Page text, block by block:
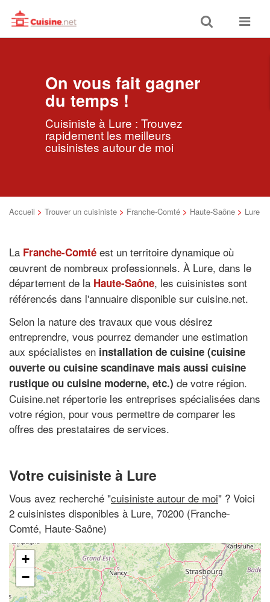
Toggle
search
Toggle
On vous fait gagner
du temps !
Cuisiniste à Lure : Trouvez
rapidement les meilleurs
cuisinistes autour de moi
Accueil > Trouver un cuisiniste > Franche-Comté > Haute-Saône > Lure
La Franche-Comté est un territoire dynamique où
œuvrent de nombreux professionnels. À Lure, dans le
département de la Haute-Saône, les cuisinistes sont
référencés dans l'annuaire disponible sur cuisine.net.
Selon la nature des travaux que vous désirez
entreprendre, vous pourrez demander une estimation
aux spécialistes en installation de cuisine (cuisine
ouverte ou cuisine scandinave mais aussi cuisine
rustique ou cuisine moderne, etc.) de votre région.
Cuisine.net répertorie les entreprises spécialisées dans
votre région, pour vous permettre de comparer les
offres des prestataires de services.
Votre cuisiniste à Lure
Vous avez recherché "cuisiniste autour de moi" ? Voici
2 cuisinistes disponibles à Lure, 70200 (Franche-
Comté, Haute-Saône)
+
−